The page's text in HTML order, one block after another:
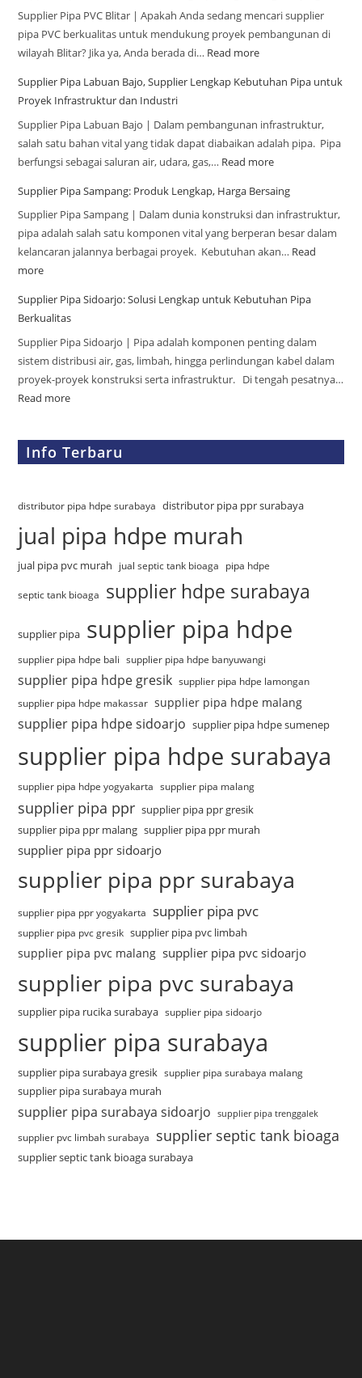
Supplier Pipa PVC Blitar | Apakah Anda sedang mencari supplier
pipa PVC berkualitas untuk mendukung proyek pembangunan di
wilayah Blitar? Jika ya, Anda berada di… Read more
Supplier Pipa Labuan Bajo, Supplier Lengkap Kebutuhan Pipa untuk
Proyek Infrastruktur dan Industri
Supplier Pipa Labuan Bajo | Dalam pembangunan infrastruktur,
salah satu bahan vital yang tidak dapat diabaikan adalah pipa. Pipa
berfungsi sebagai saluran air, udara, gas,… Read more
Supplier Pipa Sampang: Produk Lengkap, Harga Bersaing
Supplier Pipa Sampang | Dalam dunia konstruksi dan infrastruktur,
pipa adalah salah satu komponen vital yang berperan besar dalam
kelancaran jalannya berbagai proyek. Kebutuhan akan… Read
more
Supplier Pipa Sidoarjo: Solusi Lengkap untuk Kebutuhan Pipa
Berkualitas
Supplier Pipa Sidoarjo | Pipa adalah komponen penting dalam
sistem distribusi air, gas, limbah, hingga perlindungan kabel dalam
proyek-proyek konstruksi serta infrastruktur. Di tengah pesatnya…
Read more
Info Terbaru
distributor pipa hdpe surabaya distributor pipa ppr surabaya
jual pipa hdpe murah
jual pipa pvc murah jual septic tank bioaga pipa hdpe
septic tank bioaga supplier hdpe surabaya
supplier pipa supplier pipa hdpe
supplier pipa hdpe bali supplier pipa hdpe banyuwangi
supplier pipa hdpe gresik supplier pipa hdpe lamongan
supplier pipa hdpe makassar supplier pipa hdpe malang
supplier pipa hdpe sidoarjo supplier pipa hdpe sumenep
supplier pipa hdpe surabaya
supplier pipa hdpe yogyakarta supplier pipa malang
supplier pipa ppr supplier pipa ppr gresik
supplier pipa ppr malang supplier pipa ppr murah
supplier pipa ppr sidoarjo
supplier pipa ppr surabaya
supplier pipa ppr yogyakarta supplier pipa pvc
supplier pipa pvc gresik supplier pipa pvc limbah
supplier pipa pvc malang supplier pipa pvc sidoarjo
supplier pipa pvc surabaya
supplier pipa rucika surabaya supplier pipa sidoarjo
supplier pipa surabaya
supplier pipa surabaya gresik supplier pipa surabaya malang
supplier pipa surabaya murah
supplier pipa surabaya sidoarjo supplier pipa trenggalek
supplier pvc limbah surabaya supplier septic tank bioaga
supplier septic tank bioaga surabaya